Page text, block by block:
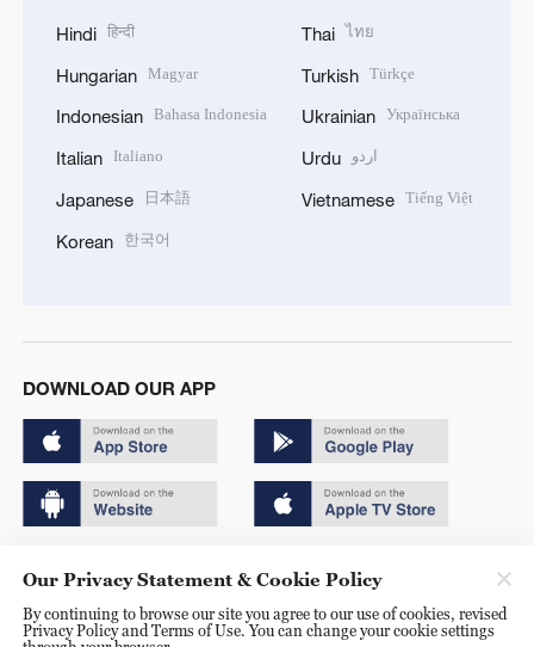
Hindi हिन्दी
Hungarian Magyar
Indonesian Bahasa Indonesia
Italian Italiano
Japanese 日本語
Korean 한국어
Thai ไทย
Turkish Türkçe
Ukrainian Українська
Urdu اردو
Vietnamese Tiếng Việt
DOWNLOAD OUR APP
京ICP备20000184号
京公网安备 11010502050052号
Our Privacy Statement & Cookie Policy
By continuing to browse our site you agree to our use of cookies, revised
Privacy Policy and Terms of Use. You can change your cookie settings